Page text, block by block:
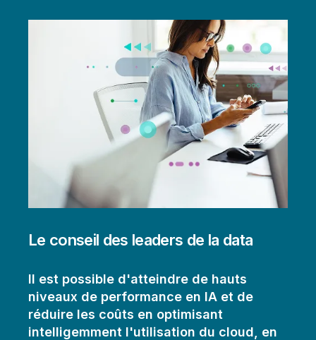
Le conseil des leaders de la data
Il est possible d'atteindre de hauts
niveaux de performance en IA et de
réduire les coûts en optimisant
intelligemment l'utilisation du cloud, en